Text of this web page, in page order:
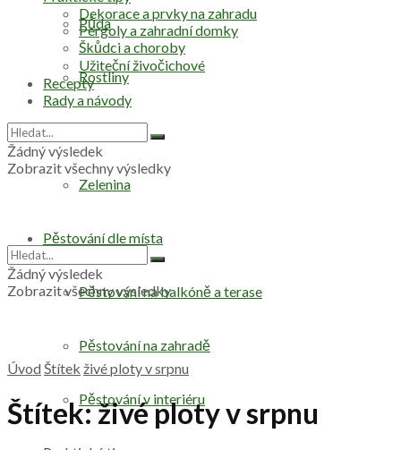
Půda
Rostliny
Zelenina
Pěstování dle místa
Pěstování na balkóně a terase
Pěstování na zahradě
Pěstování v interiéru
Dekorace a prvky na zahradu
Pergoly a zahradní domky
Škůdci a choroby
Užiteční živočichové
Recepty
Rady a návody
Žádný výsledek
Zobrazit všechny výsledky
Žádný výsledek
Zobrazit všechny výsledky
Úvod Štítek živé ploty v srpnu
Štítek:živé ploty v srpnu